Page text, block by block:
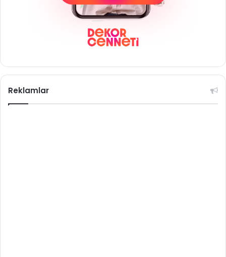
Reklamlar